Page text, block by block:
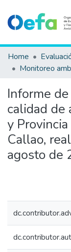
Communities &
All of DSpace
Estad. Externas
Guias ▾
Home
Monitoreo
Informe
calidad de
y
Callao,
agosto de